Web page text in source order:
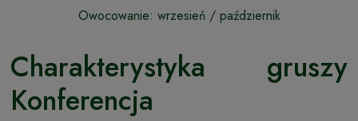
Owocowanie: wrzesień / październik
Charakterystyka gruszy
Konferencja